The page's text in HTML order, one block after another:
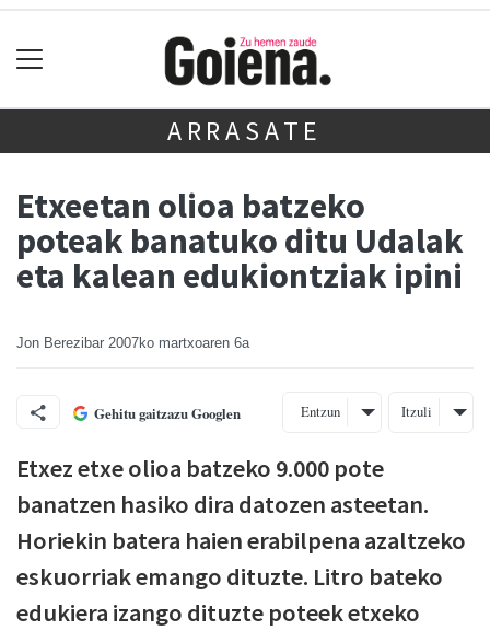
ARRASATE
Etxeetan olioa batzeko
poteak banatuko ditu Udalak
eta kalean edukiontziak ipini
Jon Berezibar 2007ko martxoaren 6a
Gehitu gaitzazu Googlen Entzun Itzuli
Etxez etxe olioa batzeko 9.000 pote
banatzen hasiko dira datozen asteetan.
Horiekin batera haien erabilpena azaltzeko
eskuorriak emango dituzte. Litro bateko
edukiera izango dituzte poteek etxeko